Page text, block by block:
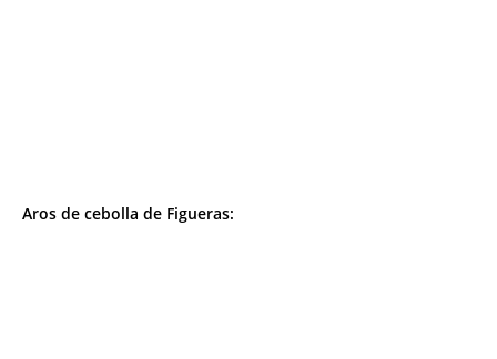
Aros de cebolla de Figueras: